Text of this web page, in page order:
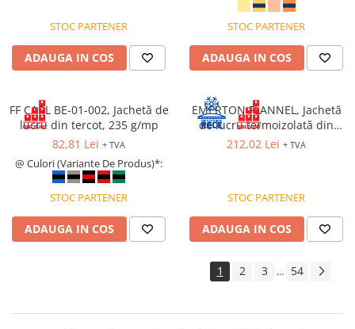
PROTECȚIA OCHILOR
Ochelari de protecție
Măști și geamuri de sudură
PROTECȚIE AUDITIVĂ
Antifoane externe
Antifoane externe clasice
Antifoane externe cu prindere pe
casca de protecție
Antifoane interne
Antifoane interne de unică
STOC PARTENER
ADAUGA IN COS
STOC PARTENER
ADAUGA IN COS
FF CARL BE-01-002, Jachetă de
lucru din tercot, 235 g/mp
82,81 Lei + TVA
@ Culori (Variante De Produs)*:
STOC PARTENER
ADAUGA IN COS
EMERTON FLANNEL, Jachetă
de lucru termoizolată din
bumbac si poliester, 270 g/mp
212,02 Lei + TVA
STOC PARTENER
ADAUGA IN COS
1 2 3 ... 54